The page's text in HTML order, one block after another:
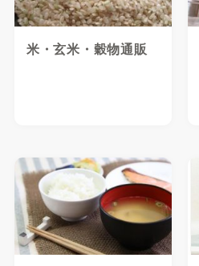
米・玄米・穀物通販